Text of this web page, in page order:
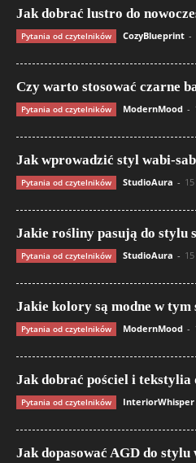
Jak dobrać lustro do
Pytania od czytelników CozyBlueprint -
Czy warto stosować czarne
Pytania od czytelników ModernMood -
Jak wprowadzić styl wabi-
Pytania od czytelników StudioAura -
Jakie rośliny pasują do stylu
Pytania od czytelników StudioAura -
Jakie kolory są modne w tym
Pytania od czytelników ModernMood -
Jak dobrać pościel i tekstylia
Pytania od czytelników InteriorWhisper
Jak dopasować AGD do stylu